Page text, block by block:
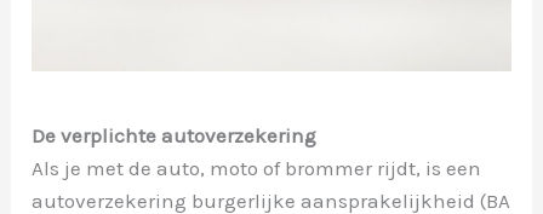
De verplichte autoverzekering
Als je met de auto, moto of brommer rijdt, is een
autoverzekering burgerlijke aansprakelijkheid (BA